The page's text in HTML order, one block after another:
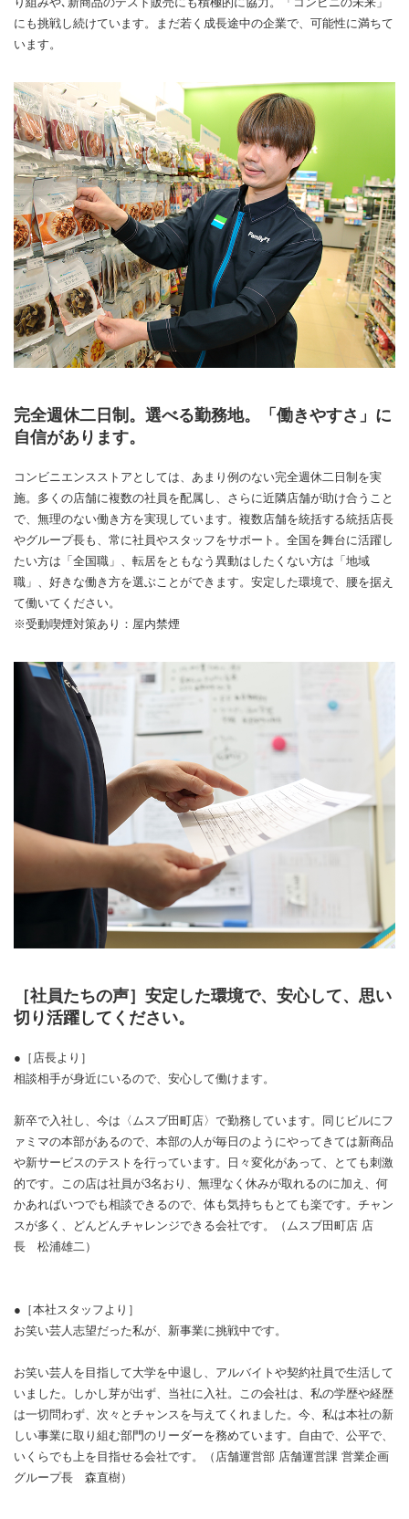
にも挑戦し続けています。まだ若く成長途中の企業で、可能性に満ちて
います。
完全週休二日制。選べる勤務地。「働きやすさ」に
自信があります。
コンビニエンスストアとしては、あまり例のない完全週休二日制を実
施。多くの店舗に複数の社員を配属し、さらに近隣店舗が助け合うこと
で、無理のない働き方を実現しています。複数店舗を統括する統括店長
やグループ長も、常に社員やスタッフをサポート。全国を舞台に活躍し
たい方は「全国職」、転居をともなう異動はしたくない方は「地域
職」、好きな働き方を選ぶことができます。安定した環境で、腰を据え
て働いてください。
※受動喫煙対策あり：屋内禁煙
［社員たちの声］安定した環境で、安心して、思い
切り活躍してください。
●［店長より］
相談相手が身近にいるので、安心して働けます。
新卒で入社し、今は〈ムスブ田町店〉で勤務しています。同じビルにフ
ァミマの本部があるので、本部の人が毎日のようにやってきては新商品
や新サービスのテストを行っています。日々変化があって、とても刺激
的です。この店は社員が3名おり、無理なく休みが取れるのに加え、何
かあればいつでも相談できるので、体も気持ちもとても楽です。チャン
スが多く、どんどんチャレンジできる会社です。（ムスブ田町店 店
長 松浦雄二）
●［本社スタッフより］
お笑い芸人志望だった私が、新事業に挑戦中です。
お笑い芸人を目指して大学を中退し、アルバイトや契約社員で生活して
いました。しかし芽が出ず、当社に入社。この会社は、私の学歴や経歴
は一切問わず、次々とチャンスを与えてくれました。今、私は本社の新
しい事業に取り組む部門のリーダーを務めています。自由で、公平で、
いくらでも上を目指せる会社です。（店舗運営部 店舗運営課 営業企画
グループ長 森直樹）